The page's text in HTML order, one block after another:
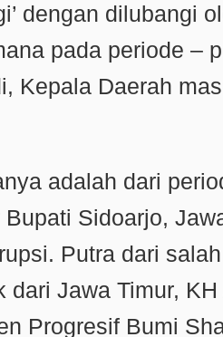
dengan dilubangi
pada periode –
Kepala Daerah
adalah dari
Sidoarjo,
Putra dari
Jawa Timur,
Progresif Bumi